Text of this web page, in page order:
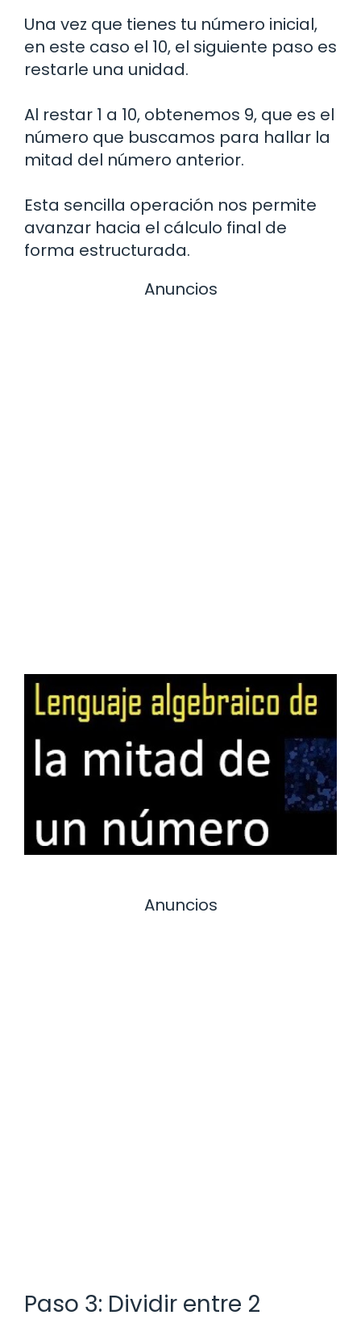
Una vez que tienes tu número inicial,
en este caso el 10, el siguiente paso es
restarle una unidad.
Al restar 1 a 10, obtenemos 9, que es el
número que buscamos para hallar la
mitad del número anterior.
Esta sencilla operación nos permite
avanzar hacia el cálculo final de
forma estructurada.
Anuncios
Anuncios
Paso 3: Dividir entre 2